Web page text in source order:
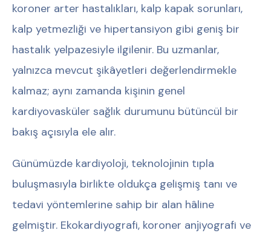
koroner arter hastalıkları, kalp kapak sorunları,
kalp yetmezliği ve hipertansiyon gibi geniş bir
hastalık yelpazesiyle ilgilenir. Bu uzmanlar,
yalnızca mevcut şikâyetleri değerlendirmekle
kalmaz; aynı zamanda kişinin genel
kardiyovasküler sağlık durumunu bütüncül bir
bakış açısıyla ele alır.
Günümüzde kardiyoloji, teknolojinin tıpla
buluşmasıyla birlikte oldukça gelişmiş tanı ve
tedavi yöntemlerine sahip bir alan hâline
gelmiştir. Ekokardiyografi, koroner anjiyografi ve